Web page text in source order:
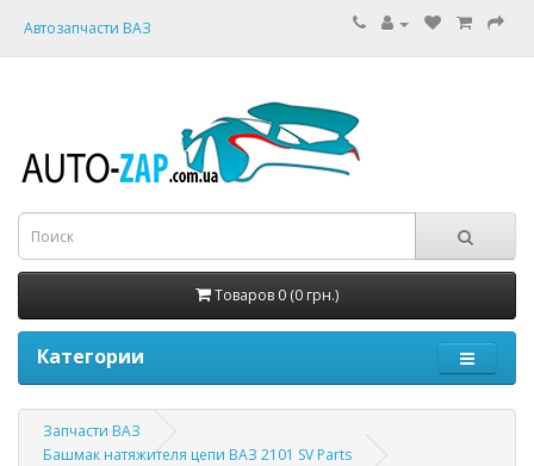
Автозапчасти ВАЗ
Товаров 0 (0 грн.)
Категории
Запчасти ВАЗ
Башмак натяжителя цепи ВАЗ 2101 SV Parts